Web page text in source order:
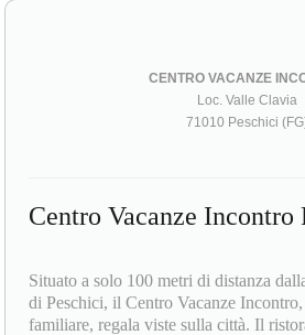
CENTRO VACANZE
Loc. Valle Clavia
71010 Peschici
Centro Vacanze Incontro
Situato a solo 100 metri di distanza
di Peschici, il Centro Vacanze
familiare, regala viste sulla città. Il